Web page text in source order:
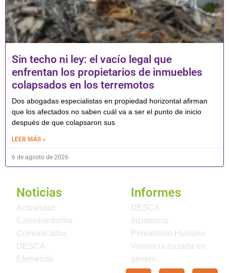
Sin techo ni ley: el vacío legal que
enfrentan los propietarios de inmuebles
colapsados en los terremotos
Dos abogadas especialistas en propiedad horizontal afirman
que los afectados no saben cuál va a ser el punto de inicio
después de que colapsaron sus
LEER MÁS »
6 de agosto de 2026
Noticias
Actualidad
CaleidoInforma
Comunicados
DESCA
Efeméride
Informes
DESCA
Incidencia
Periodismo Humano
Violencia basada en
género